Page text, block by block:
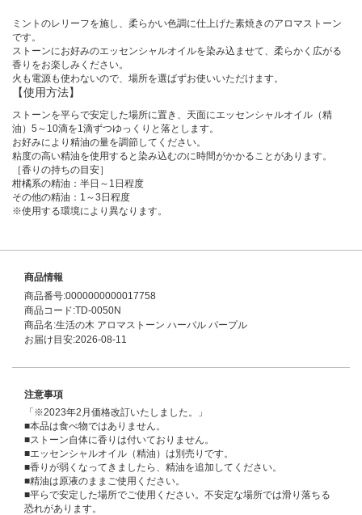
ミントのレリーフを施し、柔らかい色調に仕上げた素焼きのアロマストーン
です。
ストーンにお好みのエッセンシャルオイルを染み込ませて、柔らかく広がる
香りをお楽しみください。
火も電源も使わないので、場所を選ばずお使いいただけます。
【使用方法】
ストーンを平らで安定した場所に置き、天面にエッセンシャルオイル（精
油）5～10滴を1滴ずつゆっくりと落とします。
お好みにより精油の量を調節してください。
粘度の高い精油を使用すると染み込むのに時間がかかることがあります。
［香りの持ちの目安］
柑橘系の精油：半日～1日程度
その他の精油：1～3日程度
※使用する環境により異なります。
商品情報
商品番号:0000000000017758
商品コード:TD-0050N
商品名:生活の木 アロマストーン ハーバル パープル
お届け目安:2026-08-11
注意事項
「※2023年2月価格改訂いたしました。」
■本品は食べ物ではありません。
■ストーン自体に香りは付いておりません。
■エッセンシャルオイル（精油）は別売りです。
■香りが弱くなってきましたら、精油を追加してください。
■精油は原液のままご使用ください。
■平らで安定した場所でご使用ください。不安定な場所では滑り落ちる
恐れがあります。